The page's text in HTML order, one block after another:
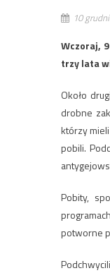
10
Wczoraj,
trzy lata
Około
drobne
którzy
pobili.
Pobity,
potworne